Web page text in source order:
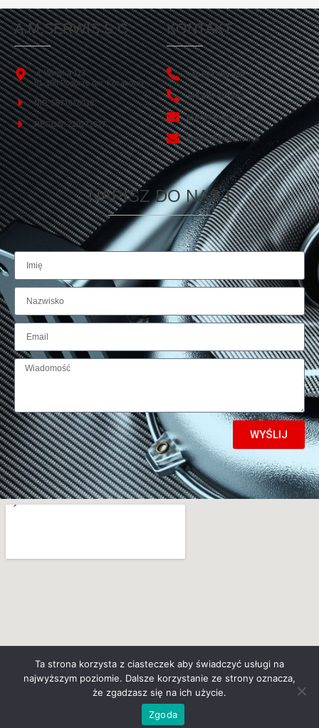
A.M.SERWIS S.C
ul. Wiejska 113
81-198 Pogórze gm. Kosakowo
NIP: 5871618013
REGON: 220272627
KONTAKT
+48 693 451 450
+48 665 499 865
biuro@amserwis.pl
serwis@amserwis.pl
NAPISZ DO NAS !
WYŚLIJ
BossCats.pl– agencja marketigowa
Ta strona korzysta z ciasteczek aby świadczyć usługi na
najwyższym poziomie. Dalsze korzystanie ze strony oznacza,
że zgadzasz się na ich użycie.
Zgoda